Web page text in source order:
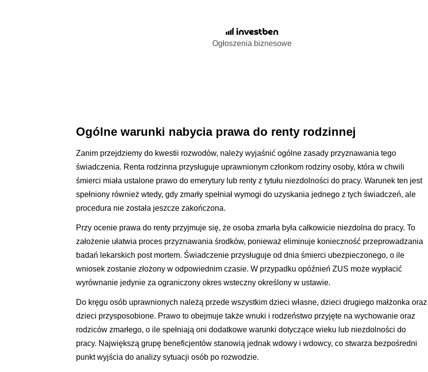
Ogłoszenia biznesowe
Ogólne warunki nabycia prawa do renty rodzinnej
Zanim przejdziemy do kwestii rozwodów, należy wyjaśnić ogólne zasady przyznawania tego
świadczenia. Renta rodzinna przysługuje uprawnionym członkom rodziny osoby, która w chwili
śmierci miała ustalone prawo do emerytury lub renty z tytułu niezdolności do pracy. Warunek ten jest
spełniony również wtedy, gdy zmarły spełniał wymogi do uzyskania jednego z tych świadczeń, ale
procedura nie została jeszcze zakończona.
Przy ocenie prawa do renty przyjmuje się, że osoba zmarła była całkowicie niezdolna do pracy. To
założenie ułatwia proces przyznawania środków, ponieważ eliminuje konieczność przeprowadzania
badań lekarskich post mortem. Świadczenie przysługuje od dnia śmierci ubezpieczonego, o ile
wniosek zostanie złożony w odpowiednim czasie. W przypadku opóźnień ZUS może wypłacić
wyrównanie jedynie za ograniczony okres wsteczny określony w ustawie.
Do kręgu osób uprawnionych należą przede wszystkim dzieci własne, dzieci drugiego małżonka oraz
dzieci przysposobione. Prawo to obejmuje także wnuki i rodzeństwo przyjęte na wychowanie oraz
rodziców zmarłego, o ile spełniają oni dodatkowe warunki dotyczące wieku lub niezdolności do
pracy. Największą grupę beneficjentów stanowią jednak wdowy i wdowcy, co stwarza bezpośredni
punkt wyjścia do analizy sytuacji osób po rozwodzie.